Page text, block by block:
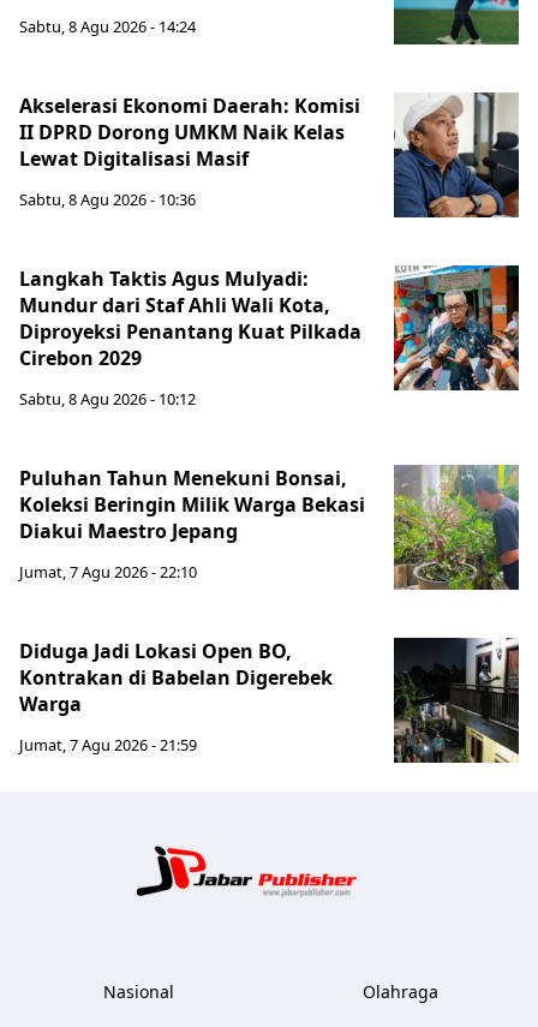
Sabtu, 8 Agu 2026 - 14:24
Akselerasi Ekonomi Daerah: Komisi
II DPRD Dorong UMKM Naik Kelas
Lewat Digitalisasi Masif
Sabtu, 8 Agu 2026 - 10:36
Langkah Taktis Agus Mulyadi:
Mundur dari Staf Ahli Wali Kota,
Diproyeksi Penantang Kuat Pilkada
Cirebon 2029
Sabtu, 8 Agu 2026 - 10:12
Puluhan Tahun Menekuni Bonsai,
Koleksi Beringin Milik Warga Bekasi
Diakui Maestro Jepang
Jumat, 7 Agu 2026 - 22:10
Diduga Jadi Lokasi Open BO,
Kontrakan di Babelan Digerebek
Warga
Jumat, 7 Agu 2026 - 21:59
Nasional
Olahraga